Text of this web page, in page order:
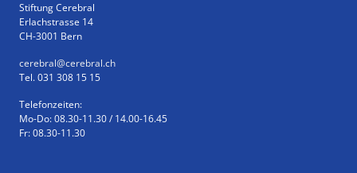
Stiftung Cerebral
Erlachstrasse 14
CH-3001 Bern
cerebral@cerebral.ch
Tel. 031 308 15 15
Telefonzeiten:
Mo-Do: 08.30-11.30 / 14.00-16.45
Fr: 08.30-11.30